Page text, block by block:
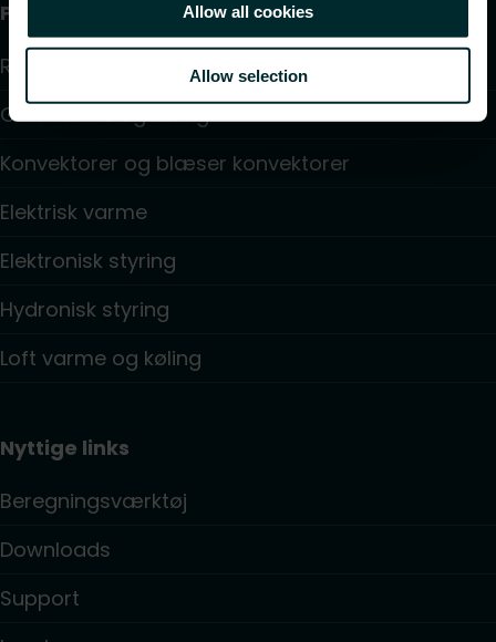
Allow all cookies
Allow selection
Produkter
Radiator
Gulv varme og køling
Konvektorer og blæser konvektorer
Elektrisk varme
Elektronisk styring
Hydronisk styring
Loft varme og køling
Nyttige links
Beregningsværktøj
Downloads
Support